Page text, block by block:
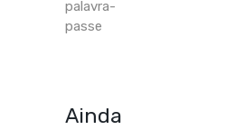
palavra-
passe
Ainda